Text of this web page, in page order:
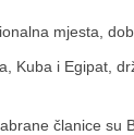
mjesta,
Kuba i Egipat,
članice su